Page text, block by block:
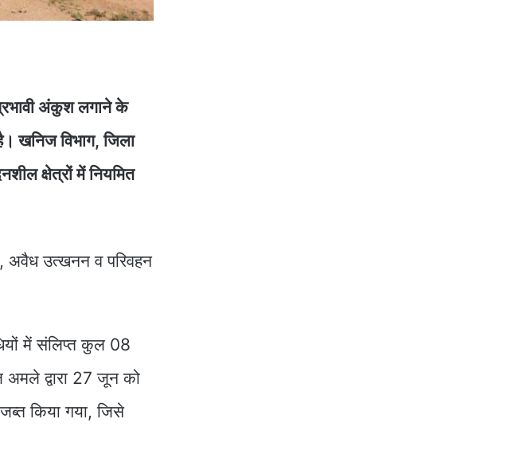
अंकुश लगाने के
खनिज विभाग, जिला
क्षेत्रों में नियमित
में संलिप्त कुल 08
द्वारा 27 जून को
किया गया, जिसे